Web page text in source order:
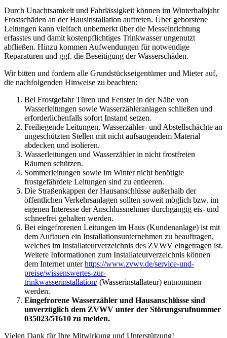
Durch Unachtsamkeit und Fahrlässigkeit können im Winterhalbjahr
Frostschäden an der Hausinstallation auftreten. Über geborstene
Leitungen kann vielfach unbemerkt über die Messeinrichtung
erfasstes und damit kostenpflichtiges Trinkwasser ungenutzt
abfließen. Hinzu kommen Aufwendungen für notwendige
Reparaturen und ggf. die Beseitigung der Wasserschäden.
Wir bitten und fordern alle Grundstückseigentümer und Mieter auf,
die nachfolgenden Hinweise zu beachten:
Bei Frostgefahr Türen und Fenster in der Nähe von
Wasserleitungen sowie Wasserzähleranlagen schließen und
erforderlichenfalls sofort Instand setzen.
Freiliegende Leitungen, Wasserzähler- und Abstellschächte an
ungeschützten Stellen mit nicht aufsaugendem Material
abdecken und isolieren.
Wasserleitungen und Wasserzähler in nicht frostfreien
Räumen schützen.
Sommerleitungen sowie im Winter nicht benötigte
frostgefährdete Leitungen sind zu entleeren.
Die Straßenkappen der Hausanschlüsse außerhalb der
öffentlichen Verkehrsanlagen sollten soweit möglich bzw. im
eigenen Interesse der Anschlussnehmer durchgängig eis- und
schneefrei gehalten werden.
Bei eingefrorenen Leitungen im Haus (Kundenanlage) ist mit
dem Auftauen ein Installationsunternehmen zu beauftragen,
welches im Installateurverzeichnis des ZVWV eingetragen ist.
Weitere Informationen zum Installateurverzeichnis können
dem Internet unterhttps://www.zvwv.de/service-und-
preise/wissenswertes-zur-
trinkwasserinstallation/(Wasserinstallateur) entnommen
werden.
Eingefrorene Wasserzähler und Hausanschlüsse sind
unverzüglich dem ZVWV unter der Störungsrufnummer
035023/51610 zu melden.
Vielen Dank für Ihre Mitwirkung und Unterstützung!